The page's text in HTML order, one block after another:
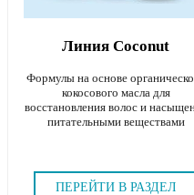
Линия Coconut
Формулы на основе
кокосового масла для
восстановления волос и
питательными веществами
ПЕРЕЙТИ В РАЗДЕЛ